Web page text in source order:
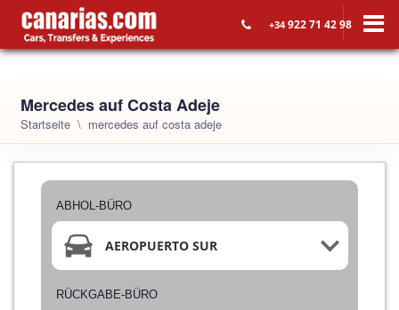
+34922 71 42 98
Mercedes auf Costa Adeje
Startseite mercedes auf costa adeje
ABHOL-BÜRO
AEROPUERTO SUR
RÜCKGABE-BÜRO